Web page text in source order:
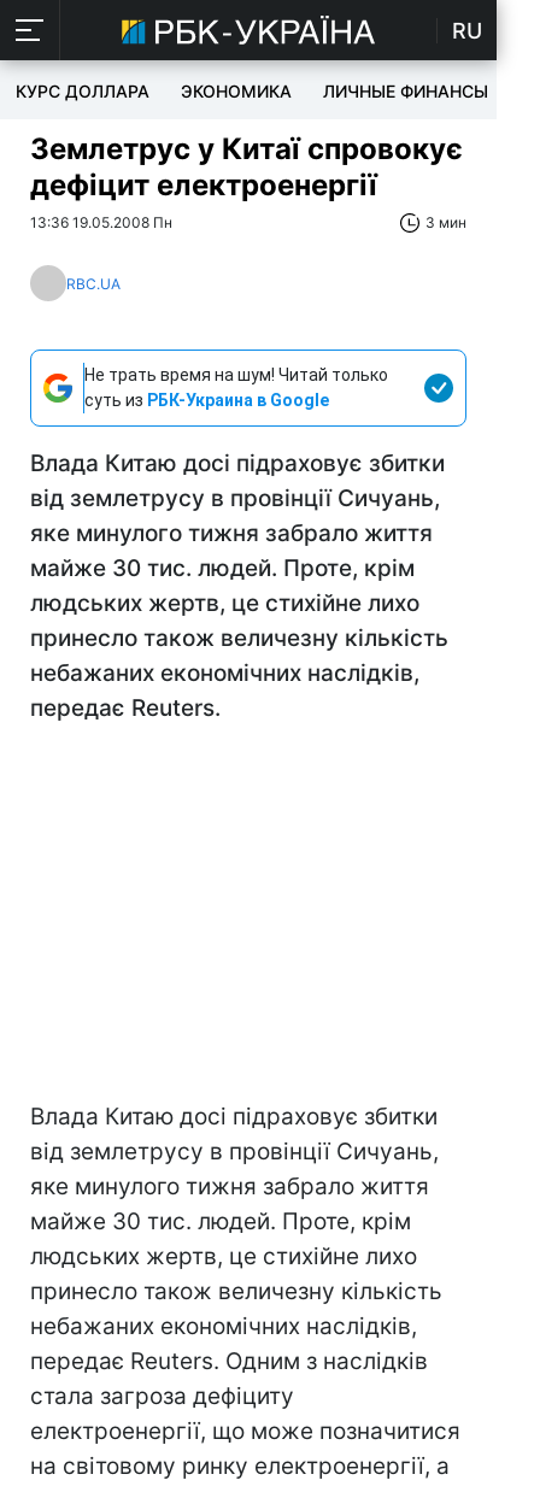
RU
КУРС ДОЛЛАРА ЭКОНОМИКА ЛИЧНЫЕ ФИНАНСЫ
Землетрус у Китаї спровокує
дефіцит електроенергії
13:36 19.05.2008 Пн 3 мин
RBC.UA
Не трать время на шум! Читай только
суть из РБК-Украина в Google
Влада Китаю досі підраховує збитки
від землетрусу в провінції Сичуань,
яке минулого тижня забрало життя
майже 30 тис. людей. Проте, крім
людських жертв, це стихійне лихо
принесло також величезну кількість
небажаних економічних наслідків,
передає Reuters.
Влада Китаю досі підраховує збитки
від землетрусу в провінції Сичуань,
яке минулого тижня забрало життя
майже 30 тис. людей. Проте, крім
людських жертв, це стихійне лихо
принесло також величезну кількість
небажаних економічних наслідків,
передає Reuters. Одним з наслідків
стала загроза дефіциту
електроенергії, що може позначитися
на світовому ринку електроенергії, а